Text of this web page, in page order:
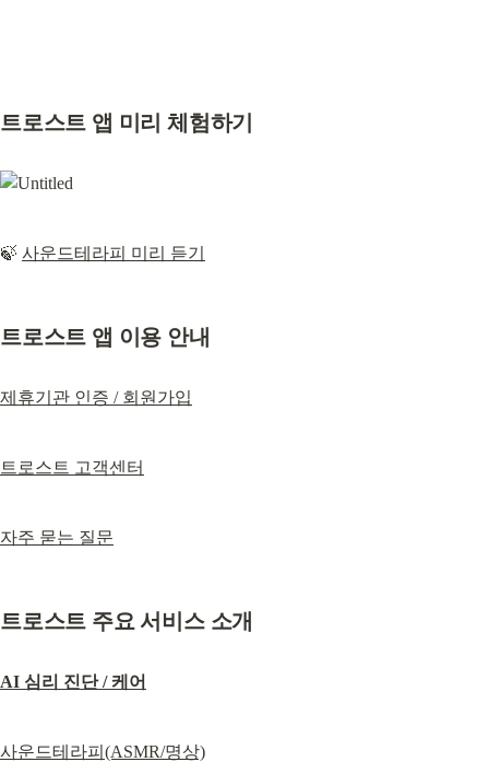
트로스트 앱 미리 체험하기
🍃 사운드테라피 미리 듣기
트로스트 앱 이용 안내
제휴기관 인증 / 회원가입
트로스트 고객센터
자주 묻는 질문
트로스트 주요 서비스 소개
AI 심리 진단 / 케어
사운드테라피(ASMR/명상)